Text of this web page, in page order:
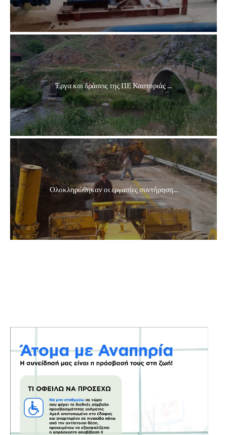
Έργα και δράσεις της ΠΕ Καστοριάς ...
Ολοκληρώθηκαν οι εργασίες συντήρηση...